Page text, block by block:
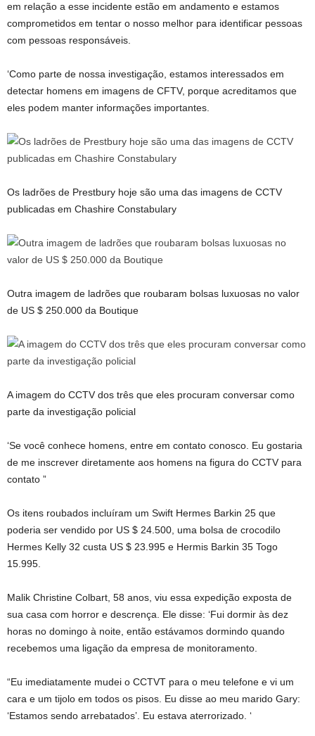
em relação a esse incidente estão em andamento e estamos
comprometidos em tentar o nosso melhor para identificar pessoas
com pessoas responsáveis.
‘Como parte de nossa investigação, estamos interessados ​​em
detectar homens em imagens de CFTV, porque acreditamos que
eles podem manter informações importantes.
Os ladrões de Prestbury hoje são uma das imagens de CCTV
publicadas em Chashire Constabulary
Outra imagem de ladrões que roubaram bolsas luxuosas no valor
de US $ 250.000 da Boutique
A imagem do CCTV dos três que eles procuram conversar como
parte da investigação policial
‘Se você conhece homens, entre em contato conosco. Eu gostaria
de me inscrever diretamente aos homens na figura do CCTV para
contato ”
Os itens roubados incluíram um Swift Hermes Barkin 25 que
poderia ser vendido por US $ 24.500, uma bolsa de crocodilo
Hermes Kelly 32 custa US $ 23.995 e Hermis Barkin 35 Togo
15.995.
Malik Christine Colbart, 58 anos, viu essa expedição exposta de
sua casa com horror e descrença. Ele disse: ‘Fui dormir às dez
horas no domingo à noite, então estávamos dormindo quando
recebemos uma ligação da empresa de monitoramento.
“Eu imediatamente mudei o CCTVT para o meu telefone e vi um
cara e um tijolo em todos os pisos. Eu disse ao meu marido Gary:
‘Estamos sendo arrebatados’. Eu estava aterrorizado. ‘